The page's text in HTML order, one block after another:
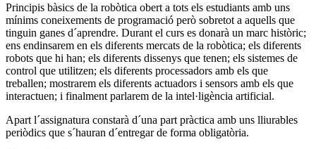
Principis bàsics de la robòtica obert a tots els estudiants amb uns
mínims coneixements de programació però sobretot a aquells que
tinguin ganes d´aprendre. Durant el curs es donarà un marc històric;
ens endinsarem en els diferents mercats de la robòtica; els diferents
robots que hi han; els diferents dissenys que tenen; els sistemes de
control que utilitzen; els diferents processadors amb els que
treballen; mostrarem els diferents actuadors i sensors amb els que
interactuen; i finalment parlarem de la intel·ligència artificial.
Apart l´assignatura constarà d´una part pràctica amb uns lliurables
periòdics que s´hauran d´entregar de forma obligatòria.